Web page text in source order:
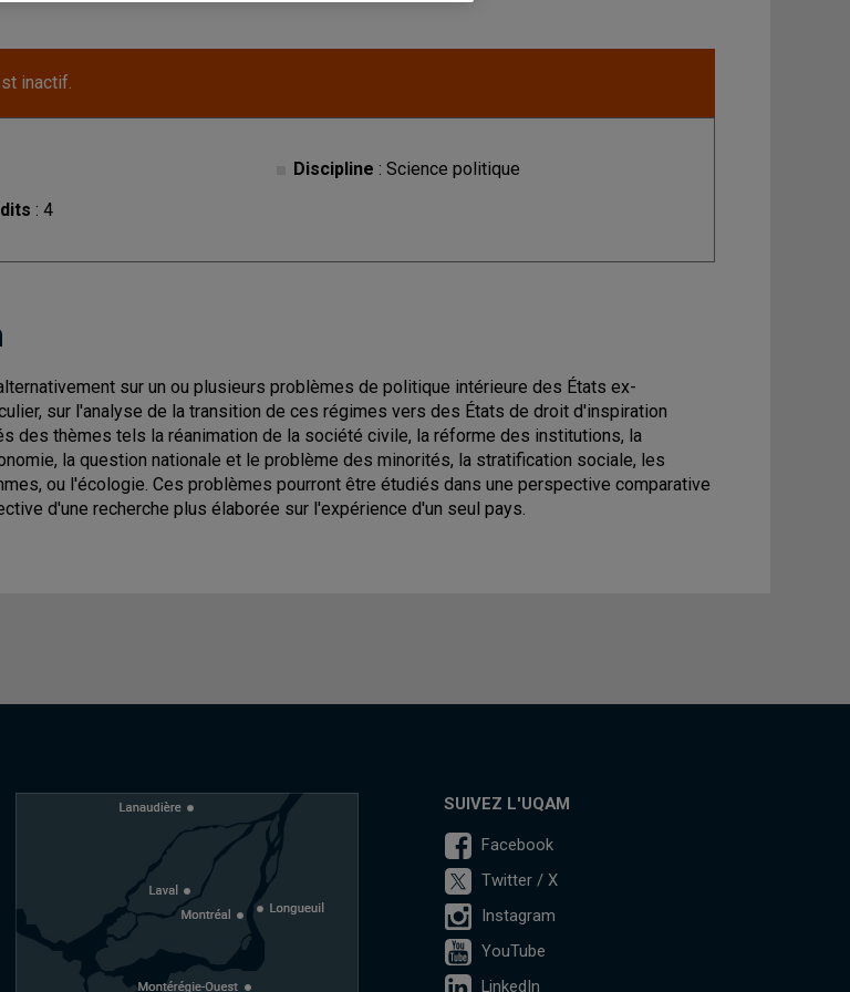
inactif.
: 4
Discipline : Science politique
sur un ou plusieurs problèmes de politique intérieure des États ex-
sur l'analyse de la transition de ces régimes vers des États de droit d'inspiration
des thèmes tels la réanimation de la société civile, la réforme des institutions, la
la question nationale et le problème des minorités, la stratification sociale, les
ou l'écologie. Ces problèmes pourront être étudiés dans une perspective comparative
d'une recherche plus élaborée sur l'expérience d'un seul pays.
SUIVEZ L'UQAM
Facebook
Twitter / X
Instagram
YouTube
LinkedIn